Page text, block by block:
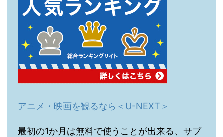
アニメ・映画を観るなら＜U-NEXT＞
最初の1か月は無料で使うことが出来る、サブ